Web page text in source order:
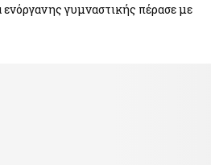
γυμναστικής πέρασε με